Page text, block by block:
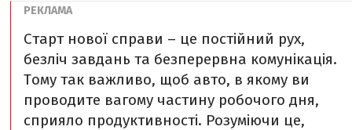
Старт нової справи – це постійний рух,
безліч завдань та безперервна комунікація.
Тому так важливо, щоб авто, в якому ви
проводите вагому частину робочого дня,
сприяло продуктивності. Розуміючи це,